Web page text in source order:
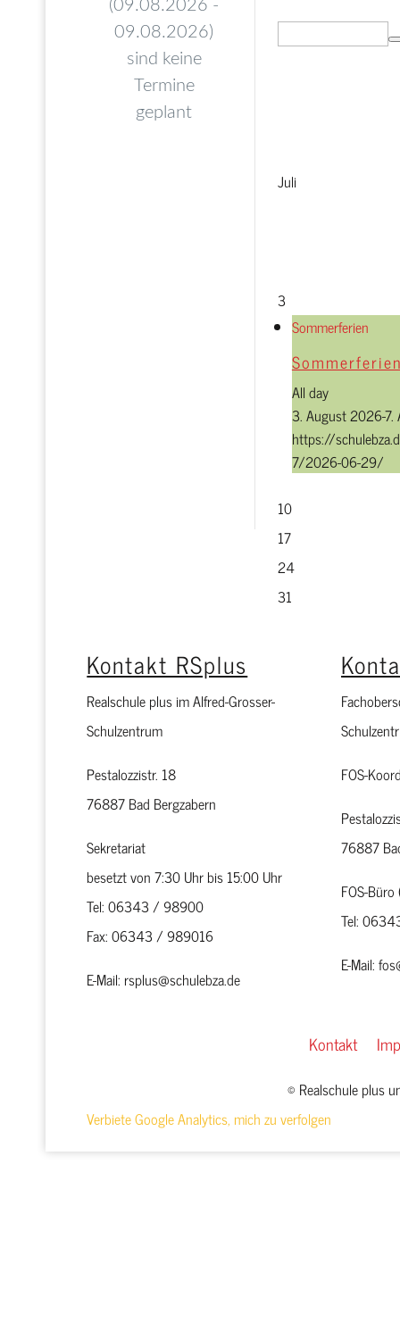
Juli
3
Sommerferien
All day
3. August 2026-
https://
7/2026-06-29/
10
17
24
31
Kontakt RSplus
Realschule plus im Alfred-Grosser-
Schulzentrum
Pestalozzistr. 18
76887 Bad Bergzabern
Sekretariat
besetzt von 7:30 Uhr bis 15:00 Uhr
Tel: 06343 / 98900
Fax: 06343 / 989016
E-Mail: rsplus@schulebza.de
FOS-
76887
FOS-
Tel:
E-Mail:
Kontakt
© Realschule plus
Verbiete Google Analytics, mich zu verfolgen